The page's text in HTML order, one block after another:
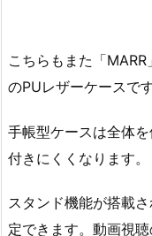
こちらもまた「
のPUレザーケースです
手帳型ケースは全体
付きにくくなります。
スタンド機能が搭載
定できます。動画視